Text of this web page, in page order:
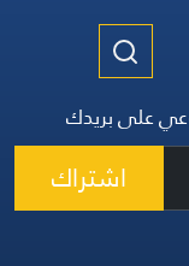
على بريدك
اشتراك